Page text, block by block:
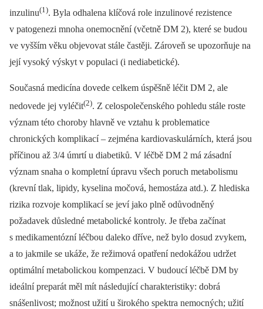
inzulinu(1). Byla odhalena klíčová role inzulinové rezistence
v patogenezi mnoha onemocnění (včetně DM 2), které se budou
ve vyšším věku objevovat stále častěji. Zároveň se upozorňuje na
její vysoký výskyt v populaci (i nediabetické).
Současná medicína dovede celkem úspěšně léčit DM 2, ale
nedovede jej vyléčit(2). Z celospolečenského pohledu stále roste
význam této choroby hlavně ve vztahu k problematice
chronických komplikací –⁠ zejména kardiovaskulárních, která jsou
příčinou až 3/4 úmrtí u diabetiků. V léčbě DM 2 má zásadní
význam snaha o kompletní úpravu všech poruch metabolismu
(krevní tlak, lipidy, kyselina močová, hemostáza atd.). Z hlediska
rizika rozvoje komplikací se jeví jako plně odůvodněný
požadavek důsledné metabolické kontroly. Je třeba začínat
s medikamentózní léčbou daleko dříve, než bylo dosud zvykem,
a to jakmile se ukáže, že režimová opatření nedokážou udržet
optimální metabolickou kompenzaci. V budoucí léčbě DM by
ideální preparát měl mít následující charakteristiky: dobrá
snášenlivost; možnost užití u širokého spektra nemocných; užití